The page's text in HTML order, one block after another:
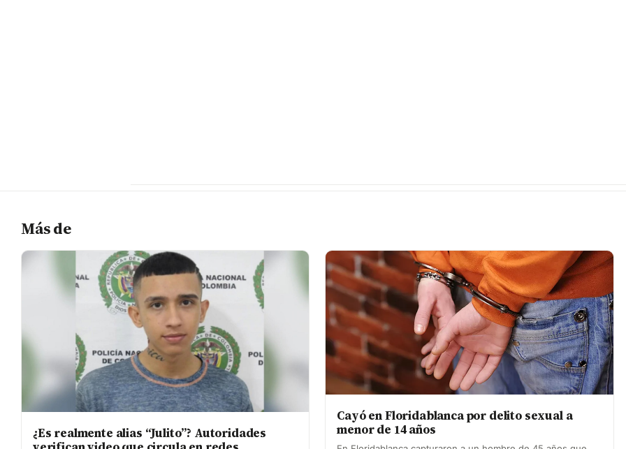
Más de
¿Es realmente alias “Julito”? Autoridades
Cayó en Floridablanca por delito sexual a
menor de 14 años